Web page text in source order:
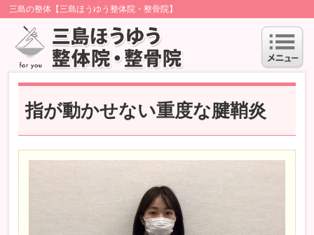
三島の整体【三島ほうゆう整体院・整骨院】
指が動かせない重度な腱鞘炎